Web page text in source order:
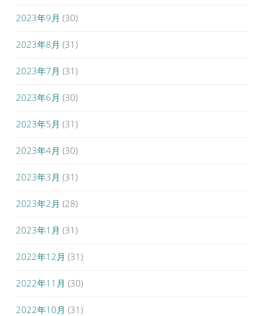
2023年9月 (30)
2023年8月 (31)
2023年7月 (31)
2023年6月 (30)
2023年5月 (31)
2023年4月 (30)
2023年3月 (31)
2023年2月 (28)
2023年1月 (31)
2022年12月 (31)
2022年11月 (30)
2022年10月 (31)